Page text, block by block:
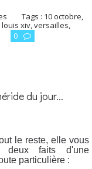
Tags : 10 octobre
louis xiv versailles
0
du jour...
le reste, elle vous
deux faits d'une
particulière :